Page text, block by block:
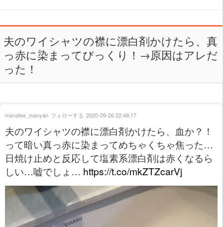
夫のワイシャツの襟に漂白剤かけたら、真
っ赤に染まってびっくり！→原因はアレだ
った！
夫のワイシャツの襟に漂白剤かけたら、血か？！
って暗い真っ赤に染まってめちゃくちゃ焦った…
日焼け止めと反応して塩素系漂白剤は赤くなるら
しい…嘘でしょ… https://t.co/mkZTZcarVj
manatee_manyan フォローする 2020-09-26 22:48:17